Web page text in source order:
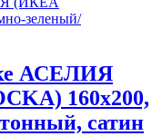
АСЕЛИЯ
160х200,
сатин